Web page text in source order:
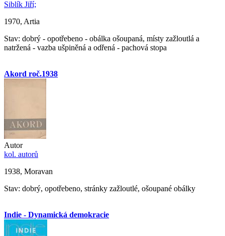
Siblík Jiří;
1970, Artia
Stav: dobrý - opotřebeno - obálka ošoupaná, místy zažloutlá a
natržená - vazba ušpiněná a odřená - pachová stopa
Akord roč.1938
Autor
kol. autorů
1938, Moravan
Stav: dobrý, opotřebeno, stránky zažloutlé, ošoupané obálky
Indie - Dynamická demokracie